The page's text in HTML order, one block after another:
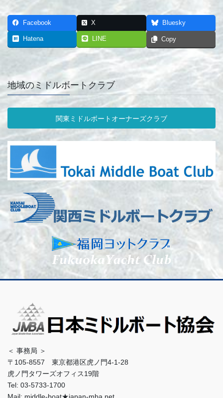
Facebook X Bluesky
Hatena LINE Copy
地域のミドルボートクラブ
関東ミドルボートオーナーズクラブ
＜ 事務局 ＞
〒105-8557 東京都港区虎ノ門4-1-28
虎ノ門タワーズオフィス19階
Tel: 03-5733-1700